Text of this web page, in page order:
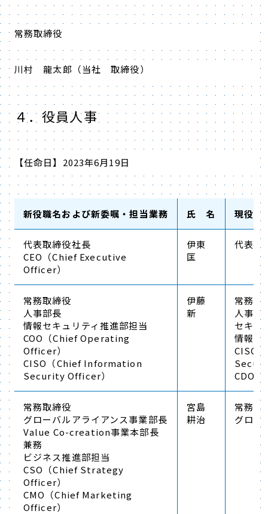
常務取締役
川村 龍太郎（当社 取締役）
４．役員人事
【任命日】2023年6月19日
新役職名および新委嘱・担当業務 氏 名 現役職
代表取締役社長
CEO（Chief Executive
Officer）
伊東
匡
代表取
常務取締役
人事部長
情報セキュリティ推進部担当
COO（Chief Operating
Officer）
CISO（Chief Information
Security Officer）
伊藤
新
常務取
人事部
セキュ
情報セ
CISO
CDO
常務取締役
グローバルアライアンス事業部長
Value Co-creation事業本部長
兼務
ビジネス推進部担当
CSO（Chief Strategy
Officer）
CMO（Chief Marketing
Officer）
宮島
耕治
常務取
グロー